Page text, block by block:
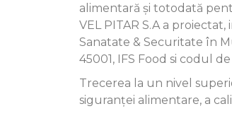
alimentară și totodată
VEL PITAR S.A a
Sanatate & Securitate în
45001, IFS Food si codul
Trecerea la un nivel
siguranței alimentare, a